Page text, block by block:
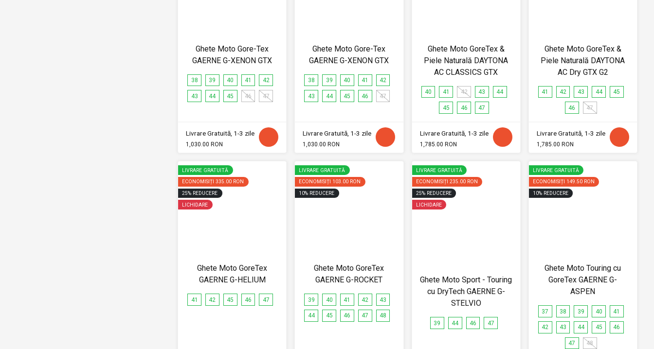
Ghete Moto Gore-Tex
GAERNE G-XENON GTX
38 39 40 41 42
43 44 45 46 47
Livrare Gratuită, 1-3 zile
1,030.00 RON
Ghete Moto Gore-Tex
GAERNE G-XENON GTX
38 39 40 41 42
43 44 45 46 47
Livrare Gratuită, 1-3 zile
1,030.00 RON
Ghete Moto GoreTex &
Piele Naturală DAYTONA
AC CLASSICS GTX
40 41 42 43 44
45 46 47
Livrare Gratuită, 1-3 zile
1,785.00 RON
Ghete Moto GoreTex &
Piele Naturală DAYTONA
AC Dry GTX G2
41 42 43 44 45
46 47
Livrare Gratuită, 1-3 zile
1,785.00 RON
LIVRARE GRATUITĂ
ECONOMISIȚI 335.00 RON
25% REDUCERE
LICHIDARE
Ghete Moto GoreTex
GAERNE G-HELIUM
41 42 45 46 47
LIVRARE GRATUITĂ
ECONOMISIȚI 103.00 RON
10% REDUCERE
Ghete Moto GoreTex
GAERNE G-ROCKET
39 40 41 42 43
44 45 46 47 48
LIVRARE GRATUITĂ
ECONOMISIȚI 235.00 RON
25% REDUCERE
LICHIDARE
Ghete Moto Sport - Touring
cu DryTech GAERNE G-
STELVIO
39 44 46 47
LIVRARE GRATUITĂ
ECONOMISIȚI 149.50 RON
10% REDUCERE
Ghete Moto Touring cu
GoreTex GAERNE G-
ASPEN
37 38 39 40 41
42 43 44 45 46
47 48